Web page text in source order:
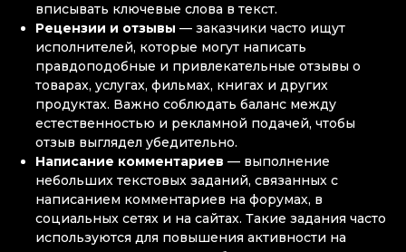
вписывать ключевые слова в текст.
Рецензии и отзывы — заказчики часто ищут
исполнителей, которые могут написать
правдоподобные и привлекательные отзывы о
товарах, услугах, фильмах, книгах и других
продуктах. Важно соблюдать баланс между
естественностью и рекламной подачей, чтобы
отзыв выглядел убедительно.
Написание комментариев — выполнение
небольших текстовых заданий, связанных с
написанием комментариев на форумах, в
социальных сетях и на сайтах. Такие задания часто
используются для повышения активности на